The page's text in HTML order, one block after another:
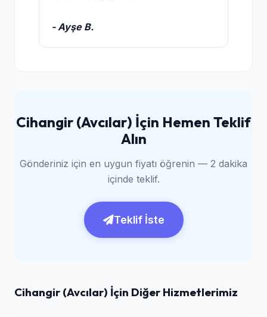
- Ayşe B.
Cihangir (Avcılar) İçin Hemen Teklif
Alın
Gönderiniz için en uygun fiyatı öğrenin — 2 dakika
içinde teklif.
Teklif İste
Cihangir (Avcılar) İçin Diğer Hizmetlerimiz